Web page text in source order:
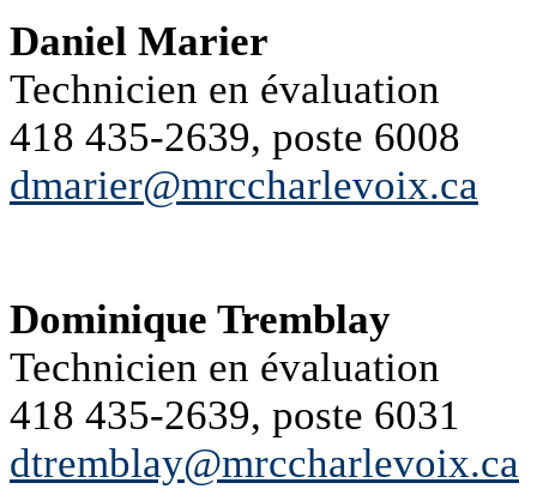
Daniel Marier
Technicien en évaluation
418 435-2639, poste 6008
dmarier@mrccharlevoix.ca
Dominique Tremblay
Technicien en évaluation
418 435-2639, poste 6031
dtremblay@mrccharlevoix.ca